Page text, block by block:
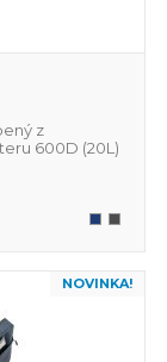
z
600D (20L)
NOVINKA!